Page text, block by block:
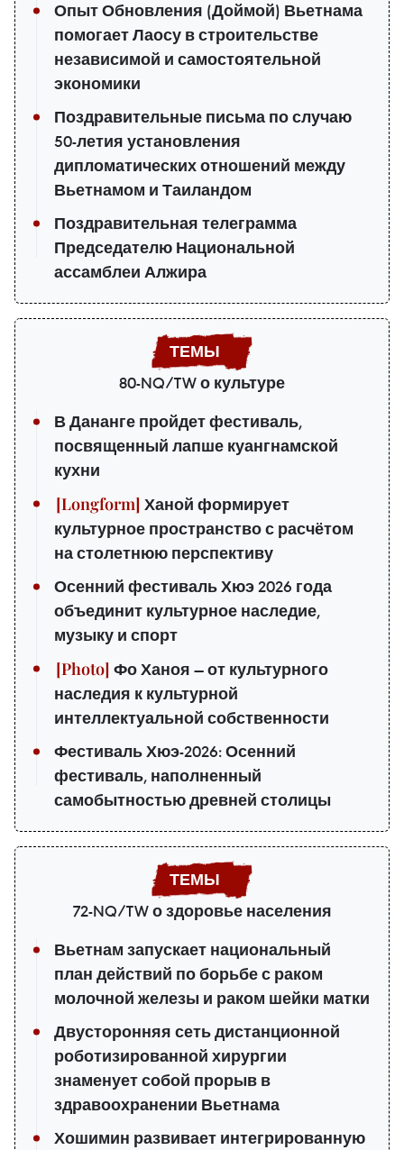
Опыт Обновления (Доймой) Вьетнама
помогает Лаосу в строительстве
независимой и самостоятельной
экономики
Поздравительные письма по случаю
50-летия установления
дипломатических отношений между
Вьетнамом и Таиландом
Поздравительная телеграмма
Председателю Национальной
ассамблеи Алжира
80-NQ/TW о культуре
В Дананге пройдет фестиваль,
посвященный лапше куангнамской
кухни
Ханой формирует
культурное пространство с расчётом
на столетнюю перспективу
Осенний фестиваль Хюэ 2026 года
объединит культурное наследие,
музыку и спорт
Фо Ханоя — от культурного
наследия к культурной
интеллектуальной собственности
Фестиваль Хюэ-2026: Осенний
фестиваль, наполненный
самобытностью древней столицы
72-NQ/TW о здоровье населения
Вьетнам запускает национальный
план действий по борьбе с раком
молочной железы и раком шейки матки
Двусторонняя сеть дистанционной
роботизированной хирургии
знаменует собой прорыв в
здравоохранении Вьетнама
Хошимин развивает интегрированную